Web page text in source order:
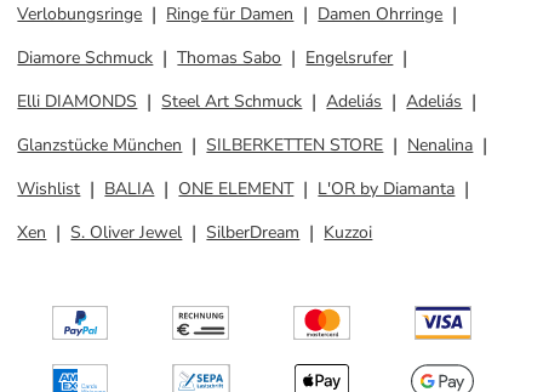
Verlobungsringe
Ringe für Damen
Damen Ohrringe
Diamore Schmuck
Thomas Sabo
Engelsrufer
Elli DIAMONDS
Steel Art Schmuck Adeliás
Adeliás
Glanzstücke München
SILBERKETTEN STORE
Nenalina
Wishlist
BALIA ONE ELEMENT
L'OR by Diamanta
Xen
S. Oliver Jewel SilberDream Kuzzoi